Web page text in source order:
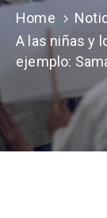
Home
A las niñas y
ejemplo: